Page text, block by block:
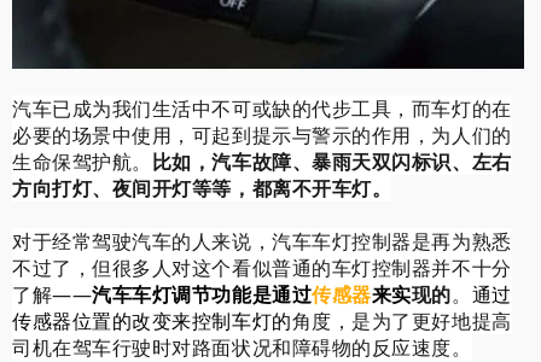
汽车已成为我们生活中不可或缺的代步工具，而车灯的在
必要的场景中使用，可起到提示与警示的作用，为人们的
生命保驾护航。 比如，汽车故障、暴雨天双闪标识、左右
方向打灯、夜间开灯等等，都离不开车灯。
对于经常驾驶汽车的人来说，汽车车灯控制器是再为熟悉
不过了，但很多人对这个看似普通的车灯控制器并不十分
了解——汽车车灯调节功能是通过传感器来实现的。 通过
传感器位置的改变来控制车灯的角度，是为了更好地提高
司机在驾车行驶时对路面状况和障碍物的反应速度。